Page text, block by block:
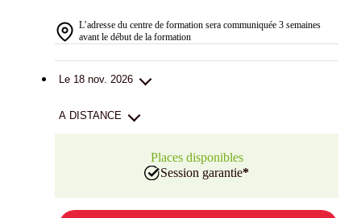
L’adresse du centre de formation sera communiquée 3 semaines
avant le début de la formation
Le 18 nov. 2026
A DISTANCE
Places disponibles
Session garantie*